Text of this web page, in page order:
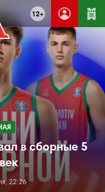
12+
в сборные 5
22:26